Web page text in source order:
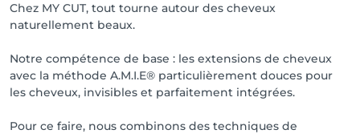
Chez MY CUT, tout tourne autour des cheveux
naturellement beaux.
Notre compétence de base : les extensions de cheveux
avec la méthode A.M.I.E® particulièrement douces pour
les cheveux, invisibles et parfaitement intégrées.
Pour ce faire, nous combinons des techniques de